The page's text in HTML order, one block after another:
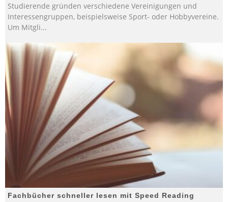
Studierende gründen verschiedene Vereinigungen und
Interessengruppen, beispielsweise Sport- oder Hobbyvereine.
Um Mitgli...
Fachbücher schneller lesen mit Speed Reading